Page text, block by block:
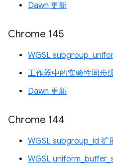
Dawn 更新
Chrome 145
WGSL
工作器中的实验性同步
Dawn 更新
Chrome 144
WGSL subgroup_id 扩
WGSL